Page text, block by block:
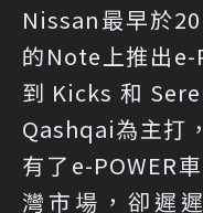
Nissan最早於
的Note上推出e-
到Kicks和
Qashqai為主打
有了e-POWER
灣市場，卻遲